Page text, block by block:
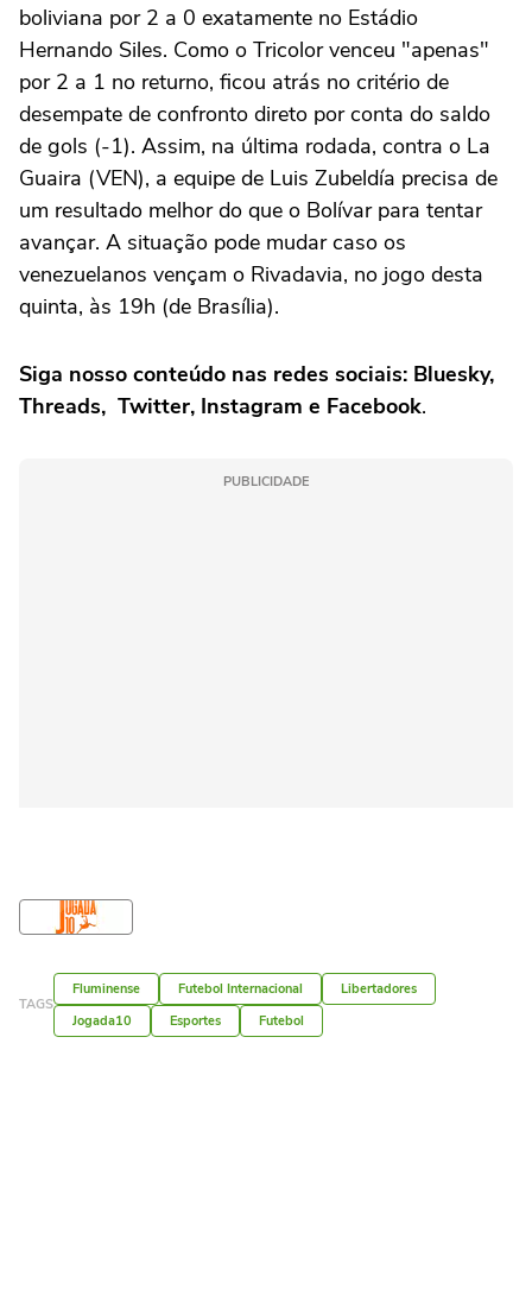
boliviana por 2 a 0 exatamente no Estádio
Hernando Siles. Como o Tricolor venceu "apenas"
por 2 a 1 no returno, ficou atrás no critério de
desempate de confronto direto por conta do saldo
de gols (-1). Assim, na última rodada, contra o La
Guaira (VEN), a equipe de Luis Zubeldía precisa de
um resultado melhor do que o Bolívar para tentar
avançar. A situação pode mudar caso os
venezuelanos vençam o Rivadavia, no jogo desta
quinta, às 19h (de Brasília).
Siga nosso conteúdo nas redes sociais: Bluesky,
Threads, Twitter, Instagram e Facebook.
PUBLICIDADE
TAGS
Fluminense Futebol Internacional
Libertadores
Jogada10
Esportes Futebol